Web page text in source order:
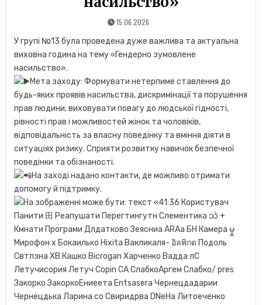
15.06.2026
У групі №13 була проведена дуже важлива та актуальна
виховна година на тему «Гендерно зумовлене
насильство».
Мета заходу: Формувати нетерпиме ставлення до
будь-яких проявів насильства, дискримінації та порушення
прав людини; виховувати повагу до людської гідності,
рівності прав і можливостей жінок та чоловіків,
відповідальність за власну поведінку та вміння діяти в
ситуаціях ризику. Сприяти розвитку навичок безпечної
поведінки та обізнаності.
На заході надано контакти, де можливо отримати
допомогу й підтримку.